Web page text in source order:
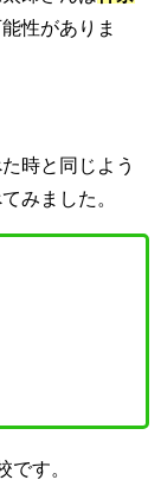
性がありま
時と同じよう
みました。
です。